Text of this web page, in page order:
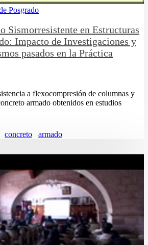
Posgrado
Sismorresistente en Estructuras
Impacto de Investigaciones y
pasados en la Práctica
a flexocompresión de columnas y
armado obtenidos en estudios
concreto armado